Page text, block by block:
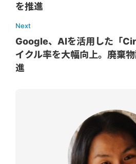
を推進
Next
Google、AIを活用した「
イクル率を大幅向上。廃棄
進